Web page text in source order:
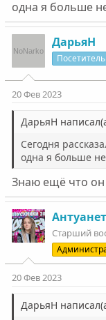
одна я больше
ДарьяН
Посетитель
20 Фев 2023
ДарьяН
Сегодня
одна я больше
Знаю ещё что
Старший
20 Фев 2023
ДарьяН